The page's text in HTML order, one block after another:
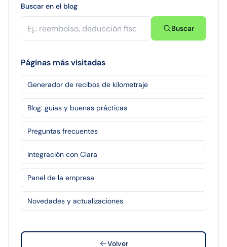
Buscar en el blog
Buscar
Páginas más visitadas
Generador de recibos de kilometraje
Blog: guías y buenas prácticas
Preguntas frecuentes
Integración con Clara
Panel de la empresa
Novedades y actualizaciones
Volver